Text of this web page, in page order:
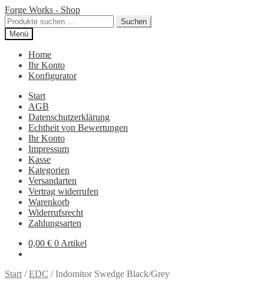
Zur
Navigation
springen
Zum
Inhalt
springen
Forge Works - Shop
Suchen
nach:
Suchen
Menü
Home
Ihr Konto
Konfigurator
Start
AGB
Datenschutzerklärung
Echtheit von Bewertungen
Ihr Konto
Impressum
Kasse
Kategorien
Versandarten
Vertrag widerrufen
Warenkorb
Widerrufsrecht
Zahlungsarten
0,00 € 0 Artikel
Start /EDC /Indomitor Swedge Black/Grey